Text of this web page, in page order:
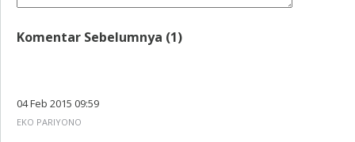
Komentar Sebelumnya (1)
04 Feb 2015 09:59
EKO PARIYONO